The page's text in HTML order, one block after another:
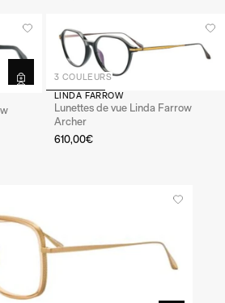
3 COULEURS
LINDA FARROW
Lunettes de vue Linda Farrow
Archer
610,00€